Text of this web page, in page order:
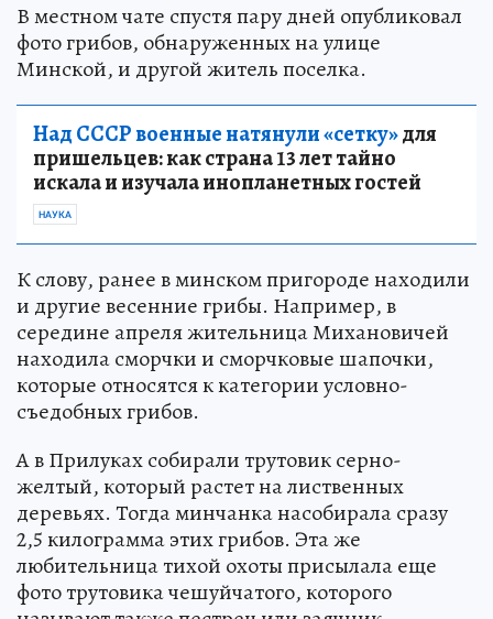
В местном чате спустя пару дней опубликовал
фото грибов, обнаруженных на улице
Минской, и другой житель поселка.
Над СССР военные натянули «сетку»для
пришельцев: как страна 13 лет тайно
искала и изучала инопланетных гостей
НАУКА
К слову, ранее в минском пригороде находили
и другие весенние грибы. Например, в
середине апреля жительница Михановичей
находила сморчки и сморчковые шапочки,
которые относятся к категории условно-
съедобных грибов.
А в Прилуках собирали трутовик серно-
желтый, который растет на лиственных
деревьях. Тогда минчанка насобирала сразу
2,5 килограмма этих грибов. Эта же
любительница тихой охоты присылала еще
фото трутовика чешуйчатого, которого